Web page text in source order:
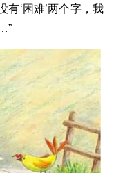
有‘困难’两个字，我